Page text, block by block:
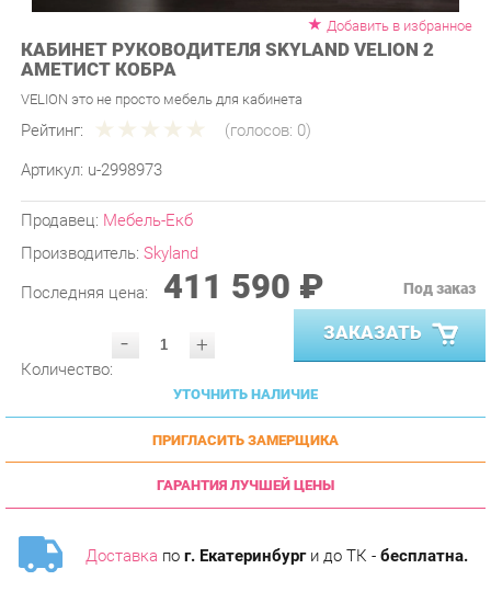
КАБИНЕТ РУКОВОДИТЕЛЯ SKYLAND VELION 2
АМЕТИСТ КОБРА
VELION это не просто мебель для кабинета
Рейтинг: (голосов:0)
Артикул: u-2998973
Производитель:Skyland
Последняя цена: 411 590 ₽
- ЗАКАЗАТЬ
УТОЧНИТЬ НАЛИЧИЕ
ПРИГЛАСИТЬ ЗАМЕРЩИКА
ГАРАНТИЯ ЛУЧШЕЙ ЦЕНЫ
Доставкапог. Екатеринбурги до ТК -бесплатна.